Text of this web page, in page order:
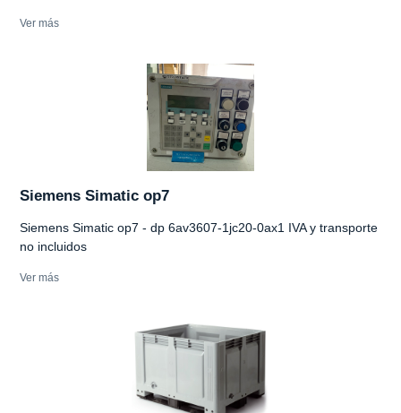
Ver más
Siemens Simatic op7
Siemens Simatic op7 - dp 6av3607-1jc20-0ax1 IVA y transporte
no incluidos
Ver más